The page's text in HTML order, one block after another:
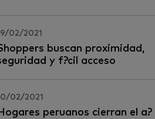
02/2021
buscan proximidad,
y f?cil acceso
02/2021
peruanos cierran el a?